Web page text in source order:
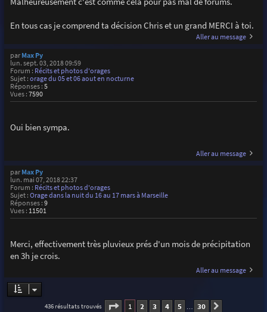
En tous cas je comprend ta décision Chris et un grand MERCI à toi.
Aller au message
par Max Py
lun. sept. 03, 2018 09:59
Forum : Récits et photos d'orages
Sujet : orage du 05 et 06 aout en nocturne
Réponses : 5
Vues : 7590
Oui bien sympa.
Aller au message
par Max Py
lun. mai 07, 2018 22:37
Forum : Récits et photos d'orages
Sujet : Orage dans la nuit du 16 au 17 mars à Marseille
Réponses : 9
Vues : 11501
Merci, effectivement très pluvieux prés d'un mois de précipitation
en 3h je crois.
Aller au message
436 résultats trouvés Page 1sur
1 2 3 4 5 … 30